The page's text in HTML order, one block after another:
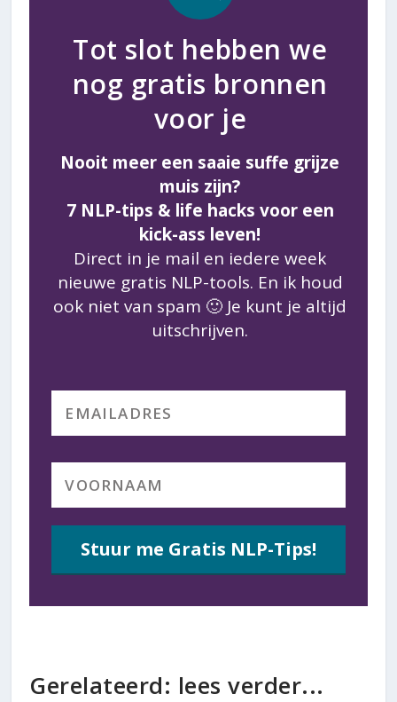
Gerelateerd: lees verder...
Tot slot hebben we
nog gratis bronnen
voor je
Nooit meer een saaie suffe grijze
muis zijn?
7 NLP-tips & life hacks voor een
kick-ass leven!
Direct in je mail en iedere week
nieuwe gratis NLP-tools. En ik houd
ook niet van spam 🙂 Je kunt je altijd
uitschrijven.
Stuur me Gratis NLP-Tips!